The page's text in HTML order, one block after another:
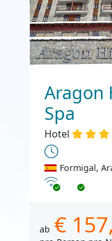
Aragon
Spa
Hotel
Formigal,
Internet
ab €